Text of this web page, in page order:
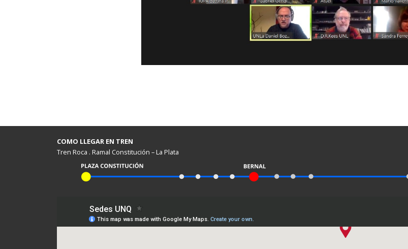
COMO LLEGAR EN TREN
Tren Roca . Ramal Constitución – La Plata